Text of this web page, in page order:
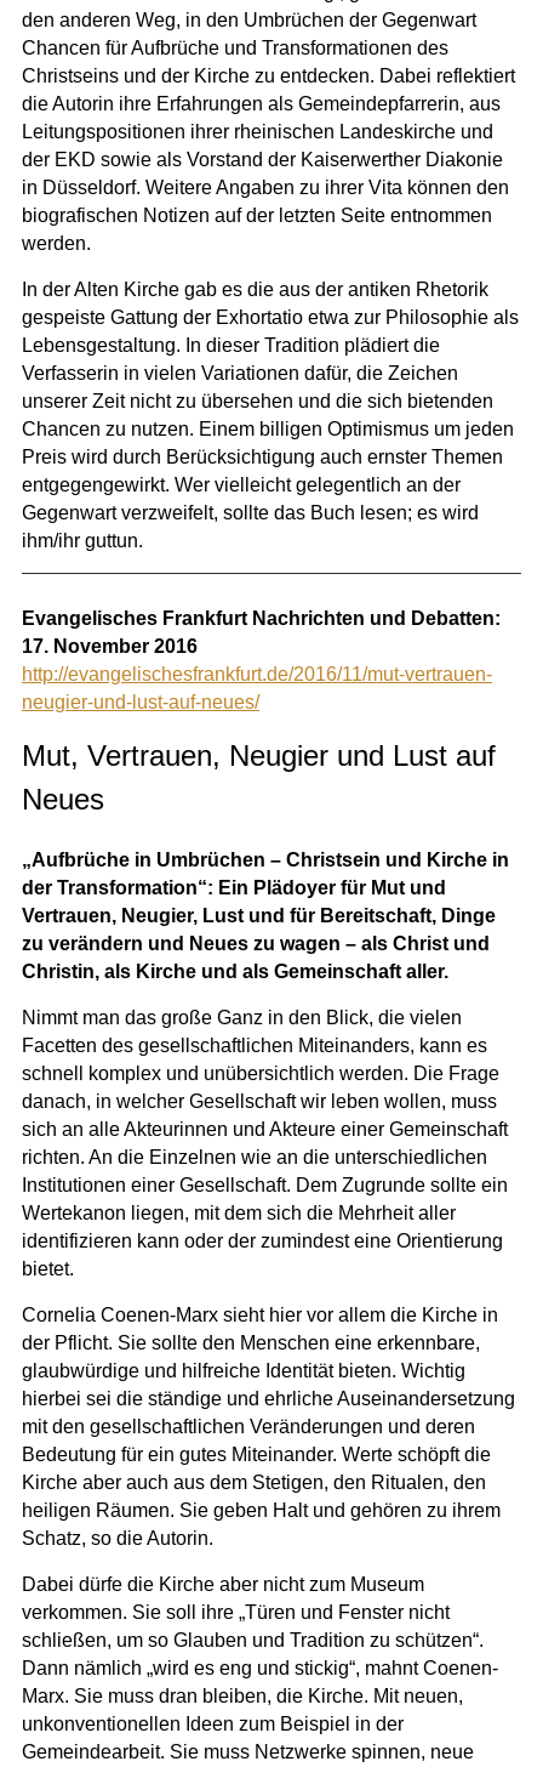
den anderen Weg, in den Umbrüchen der Gegenwart
Chancen für Aufbrüche und Transformationen des
Christseins und der Kirche zu entdecken. Dabei reflektiert
die Autorin ihre Erfahrungen als Gemeindepfarrerin, aus
Leitungspositionen ihrer rheinischen Landeskirche und
der EKD sowie als Vorstand der Kaiserwerther Diakonie
in Düsseldorf. Weitere Angaben zu ihrer Vita können den
biografischen Notizen auf der letzten Seite entnommen
werden.
In der Alten Kirche gab es die aus der antiken Rhetorik
gespeiste Gattung der Exhortatio etwa zur Philosophie als
Lebensgestaltung. In dieser Tradition plädiert die
Verfasserin in vielen Variationen dafür, die Zeichen
unserer Zeit nicht zu übersehen und die sich bietenden
Chancen zu nutzen. Einem billigen Optimismus um jeden
Preis wird durch Berücksichtigung auch ernster Themen
entgegengewirkt. Wer vielleicht gelegentlich an der
Gegenwart verzweifelt, sollte das Buch lesen; es wird
ihm/ihr guttun.
Evangelisches Frankfurt Nachrichten und Debatten:
17. November 2016
http://evangelischesfrankfurt.de/2016/11/mut-vertrauen-
neugier-und-lust-auf-neues/
Mut, Vertrauen, Neugier und Lust auf
Neues
„Aufbrüche in Umbrüchen – Christsein und Kirche in
der Transformation“: Ein Plädoyer für Mut und
Vertrauen, Neugier, Lust und für Bereitschaft, Dinge
zu verändern und Neues zu wagen – als Christ und
Christin, als Kirche und als Gemeinschaft aller.
Nimmt man das große Ganz in den Blick, die vielen
Facetten des gesellschaftlichen Miteinanders, kann es
schnell komplex und unübersichtlich werden. Die Frage
danach, in welcher Gesellschaft wir leben wollen, muss
sich an alle Akteurinnen und Akteure einer Gemeinschaft
richten. An die Einzelnen wie an die unterschiedlichen
Institutionen einer Gesellschaft. Dem Zugrunde sollte ein
Wertekanon liegen, mit dem sich die Mehrheit aller
identifizieren kann oder der zumindest eine Orientierung
bietet.
Cornelia Coenen-Marx sieht hier vor allem die Kirche in
der Pflicht. Sie sollte den Menschen eine erkennbare,
glaubwürdige und hilfreiche Identität bieten. Wichtig
hierbei sei die ständige und ehrliche Auseinandersetzung
mit den gesellschaftlichen Veränderungen und deren
Bedeutung für ein gutes Miteinander. Werte schöpft die
Kirche aber auch aus dem Stetigen, den Ritualen, den
heiligen Räumen. Sie geben Halt und gehören zu ihrem
Schatz, so die Autorin.
Dabei dürfe die Kirche aber nicht zum Museum
verkommen. Sie soll ihre „Türen und Fenster nicht
schließen, um so Glauben und Tradition zu schützen“.
Dann nämlich „wird es eng und stickig“, mahnt Coenen-
Marx. Sie muss dran bleiben, die Kirche. Mit neuen,
unkonventionellen Ideen zum Beispiel in der
Gemeindearbeit. Sie muss Netzwerke spinnen, neue